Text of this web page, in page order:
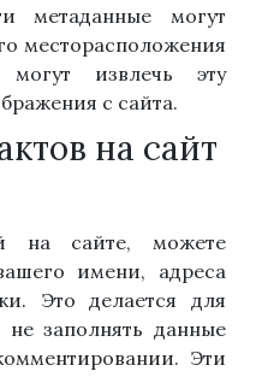
метаданные могут
месторасположения
извлечь эту
с сайта.
на сайт
на сайте, можете
имени, адреса
Это делается для
не заполнять данные
Эти